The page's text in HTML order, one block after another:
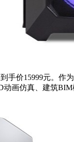
到手价15999元。
画仿真、建筑